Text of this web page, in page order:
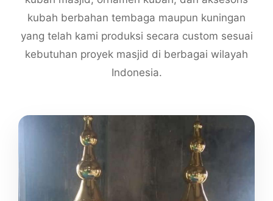
kubah berbahan tembaga maupun kuningan
yang telah kami produksi secara custom sesuai
kebutuhan proyek masjid di berbagai wilayah
Indonesia.